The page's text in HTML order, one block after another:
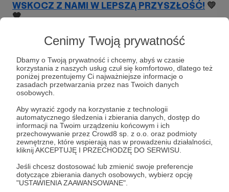
Cenimy Twoją prywatność
Dbamy o Twoją prywatność i chcemy, abyś w czasie
korzystania z naszych usług czuł się komfortowo, dlatego też
poniżej prezentujemy Ci najważniejsze informacje o
zasadach przetwarzania przez nas Twoich danych
osobowych.
Aby wyrazić zgody na korzystanie z technologii
automatycznego śledzenia i zbierania danych, dostęp do
informacji na Twoim urządzeniu końcowym i ich
przechowywanie przez Crowd8 sp. z o.o. oraz podmioty
zewnętrzne, które wspierają nas w prowadzeniu działalności,
kliknij AKCEPTUJĘ I PRZECHODZĘ DO SERWISU.
Jeśli chcesz dostosować lub zmienić swoje preferencje
dotyczące zbierania danych osobowych, wybierz opcję
"USTAWIENIA ZAAWANSOWANE".
WSKOCZ Z NAMI W LEPSZĄ PRZYSZŁOŚĆ! 💛
🖤
pozytywnych zmian i rozwoju, miejsce
zrodzone z marzeń, gdzie pasja łączy się z
profesjonalizmem dając innym najwyższą
jakość wsparcia.
Na przestrzeni ostatnich 6 lat zrealizowaliśmy
kilkanaście projektów, którym celem było
rozwijanie przedsiębiorczości wśród młodzieży.
Wszystkie nasze dotychczasowe projekty
zrealizowałyśmy dzięki pozyskanym funduszom z
konkursów i grantów. Dzięki nim mogliśmy objąć
wsparciemponad 1000 dziewcząt i chłopców
w wieku od 13 do 18 lat.